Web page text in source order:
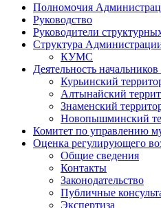
Полномочия
Руководство
Руководители
Структура
КУМС
Деятельность
Курьинский
Алтынайский
Знаменский
Новопышминский
Комитет по управлению
Оценка регулирующего
Общие сведения
Контакты
Законодательство
Публичные
Экспертиза